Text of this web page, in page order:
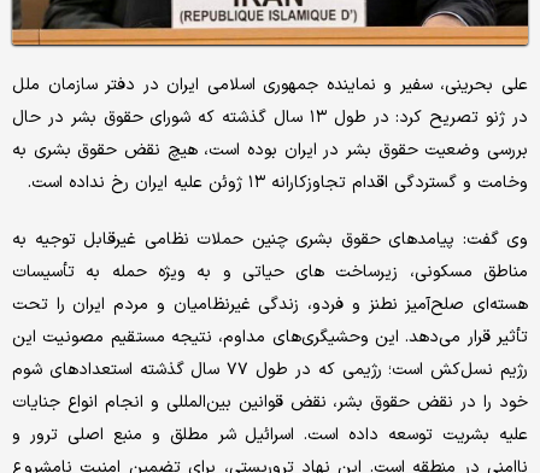
علی بحرینی، سفیر و نماینده جمهوری اسلامی ایران در دفتر سازمان ملل
در ژنو تصریح کرد: در طول ۱۳ سال گذشته که شورای حقوق بشر در حال
بررسی وضعیت حقوق بشر در ایران بوده است، هیچ نقض حقوق بشری به
وخامت و گستردگی اقدام تجاوزکارانه ۱۳ ژوئن علیه ایران رخ نداده است.
وی گفت: پیامدهای حقوق بشری چنین حملات نظامی غیرقابل توجیه به
مناطق مسکونی، زیرساخت های حیاتی و به ویژه حمله به تأسیسات
هسته‌ای صلح‌آمیز نطنز و فردو، زندگی غیرنظامیان و مردم ایران را تحت
تأثیر قرار می‌دهد. این وحشیگری‌های مداوم، نتیجه مستقیم مصونیت این
رژیم نسل‌کش است؛ رژیمی که در طول ۷۷ سال گذشته استعدادهای شوم
خود را در نقض حقوق بشر، نقض قوانین بین‌المللی و انجام انواع جنایات
علیه بشریت توسعه داده است. اسرائیل شر مطلق و منبع اصلی ترور و
ناامنی در منطقه است. این نهاد تروریستی، برای تضمین امنیت نامشروع